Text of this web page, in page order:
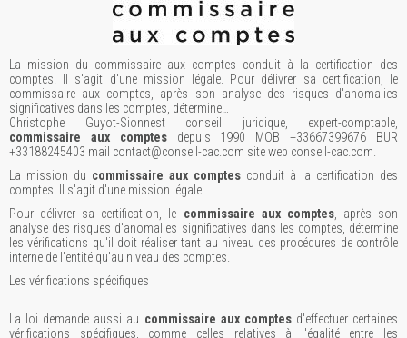
La mission du commissaire aux comptes conduit à la certification des
comptes. Il s'agit d'une mission légale. Pour délivrer sa certification, le
commissaire aux comptes, après son analyse des risques d'anomalies
significatives dans les comptes, détermine…
Christophe Guyot-Sionnest conseil juridique, expert-comptable,
commissaire aux comptesdepuis 1990 MOB +33667399676 BUR
+33188245403 mail contact@conseil-cac.com site web conseil-cac.com.
La mission du commissaire aux comptes conduit à la certification des
comptes. Il s'agit d'une mission légale.
Pour délivrer sa certification, le commissaire aux comptes, après son
analyse des risques d'anomalies significatives dans les comptes, détermine
les vérifications qu'il doit réaliser tant au niveau des procédures de contrôle
interne de l'entité qu'au niveau des comptes.
Les vérifications spécifiques
La loi demande aussi au commissaire aux comptesd'effectuer certaines
vérifications spécifiques, comme celles relatives à l'égalité entre les